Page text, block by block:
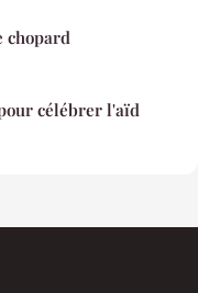
chopard
célébrer l'aïd